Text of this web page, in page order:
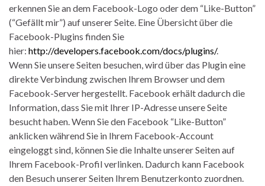
erkennen Sie an dem Facebook-Logo oder dem “Like-Button”
(“Gefällt mir”) auf unserer Seite. Eine Übersicht über die
Facebook-Plugins finden Sie
hier: http://developers.facebook.com/docs/plugins/.
Wenn Sie unsere Seiten besuchen, wird über das Plugin eine
direkte Verbindung zwischen Ihrem Browser und dem
Facebook-Server hergestellt. Facebook erhält dadurch die
Information, dass Sie mit Ihrer IP-Adresse unsere Seite
besucht haben. Wenn Sie den Facebook “Like-Button”
anklicken während Sie in Ihrem Facebook-Account
eingeloggt sind, können Sie die Inhalte unserer Seiten auf
Ihrem Facebook-Profil verlinken. Dadurch kann Facebook
den Besuch unserer Seiten Ihrem Benutzerkonto zuordnen.